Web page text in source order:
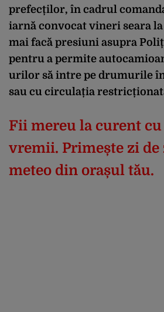
prefecților, în cadrul
iarnă convocat vineri seara
mai facă presiuni asupra
pentru a permite
urilor să intre pe drumurile
sau cu circulația
Fii mereu la curent cu
vremii. Primește zi de
meteo din orașul tău.